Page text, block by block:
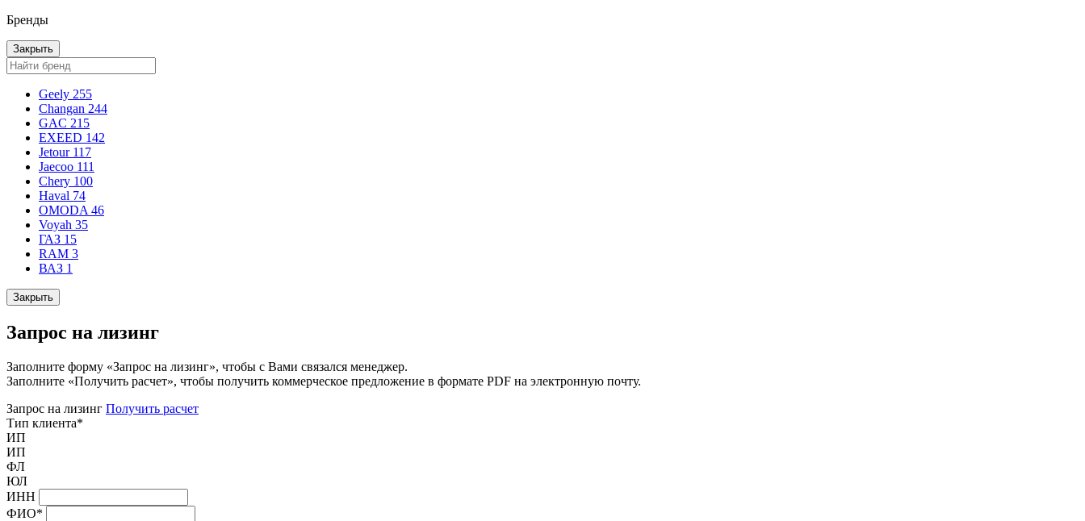
Бренды
Закрыть
Geely 255
Changan 244
GAC 215
EXEED 142
Jetour 117
Jaecoo 111
Chery 100
Haval 74
OMODA 46
Voyah 35
ГАЗ 15
RAM 3
ВАЗ 1
Закрыть
Запрос на лизинг
Заполните форму «Запрос на лизинг», чтобы с Вами связался менеджер.
Заполните «Получить расчет», чтобы получить коммерческое предложение в формате PDF на электронную почту.
Запрос на лизинг Получить расчет
Тип клиента*
ИП
ИП
ФЛ
ЮЛ
ИНН
ФИО*